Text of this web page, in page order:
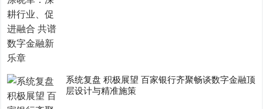
系统复盘 积极展望 百家银行齐聚畅谈数字金融顶
层设计与精准施策